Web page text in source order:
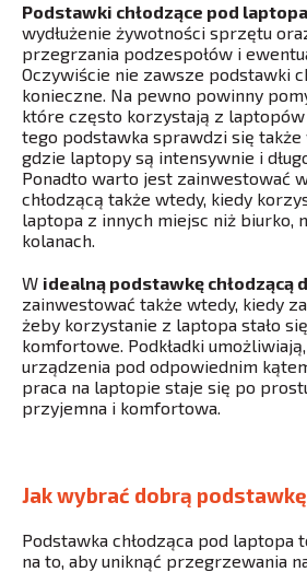
Podstawki chłodzące pod laptopa
wydłużenie żywotności sprzętu
przegrzania podzespołów i
Oczywiście nie zawsze podstawki
konieczne. Na pewno powinny
które często korzystają z laptopów
tego podstawka sprawdzi się także
gdzie laptopy są intensywnie i
Ponadto warto jest zainwestować
chłodzącą także wtedy, kiedy
laptopa z innych miejsc niż biurko,
kolanach.
W idealną podstawkę chłodzącą
zainwestować także wtedy, kiedy
żeby korzystanie z laptopa stało
komfortowe. Podkładki
urządzenia pod odpowiednim
praca na laptopie staje się po
przyjemna i komfortowa.
Jak wybrać dobrą
Podstawka chłodząca pod laptopa
na to, aby uniknąć przegrzewania